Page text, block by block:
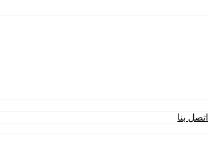
اتصل بنا